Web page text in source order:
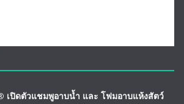
เปิดตัวแชมพูอาบน้ำ และ โฟมอาบแห้งสัตว์